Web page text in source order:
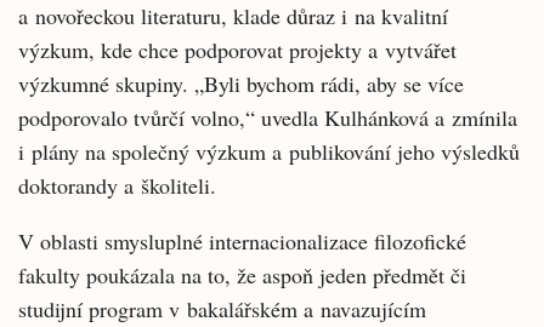
a novořeckou literaturu, klade důraz i na kvalitní
výzkum, kde chce podporovat projekty a vytvářet
výzkumné skupiny. „Byli bychom rádi, aby se více
podporovalo tvůrčí volno,“ uvedla Kulhánková a zmínila
i plány na společný výzkum a publikování jeho výsledků
doktorandy a školiteli.
V oblasti smysluplné internacionalizace filozofické
fakulty poukázala na to, že aspoň jeden předmět či
studijní program v bakalářském a navazujícím